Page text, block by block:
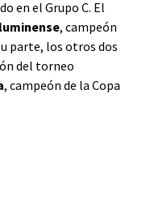
en el Grupo C. El
, campeón
parte, los otros dos
del torneo
, campeón de la Copa